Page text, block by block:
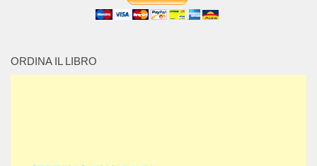
ORDINA IL LIBRO